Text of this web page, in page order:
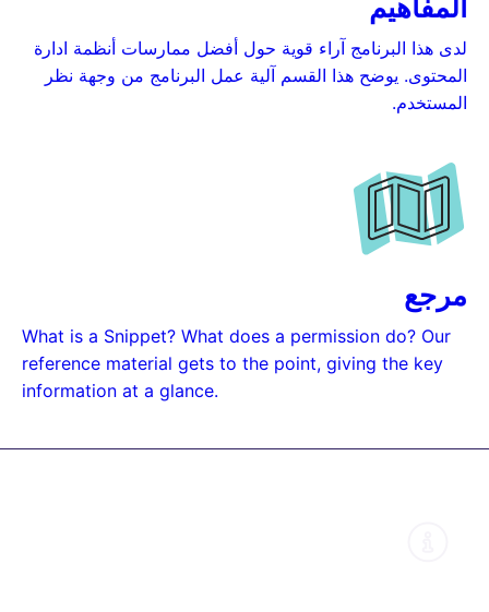
المفاهيم
لدى هذا البرنامج آراء قوية حول أفضل ممارسات أنظمة ادارة
المحتوى. يوضح هذا القسم آلية عمل البرنامج من وجهة نظر
المستخدم.
مرجع
What is a Snippet? What does a permission do? Our
reference material gets to the point, giving the key
information at a glance.